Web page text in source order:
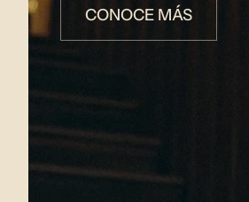
CONOCE MÁS